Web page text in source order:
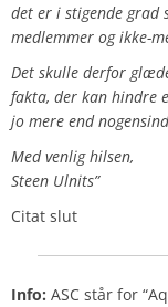
det er i stigende
medlemmer og ikke-
Det skulle derfor
fakta, der kan hindre
jo mere end
Med venlig hilsen,
Steen Ulnits”
Citat slut
Info: ASC står for